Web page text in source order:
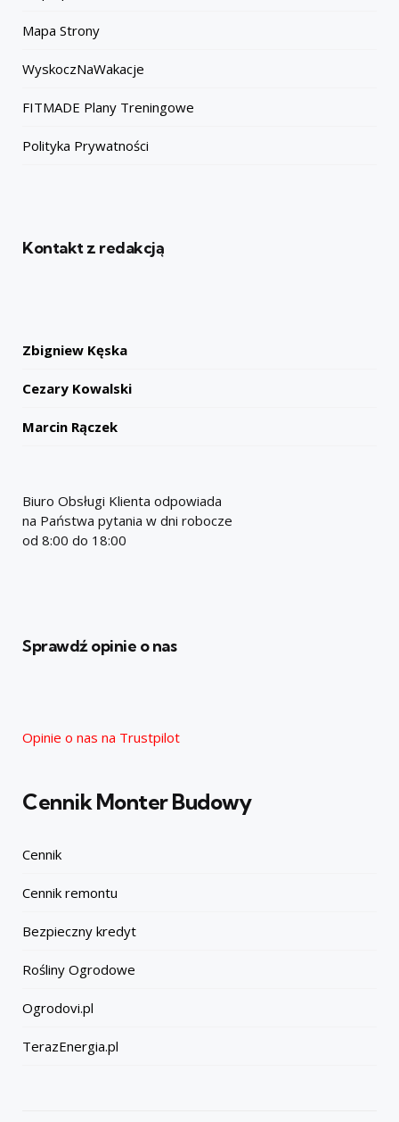
Mapa Strony
WyskoczNaWakacje
FITMADE Plany Treningowe
Polityka Prywatności
Kontakt z redakcją
Zbigniew Kęska
Cezary Kowalski
Marcin Rączek
Biuro Obsługi Klienta odpowiada
na Państwa pytania w dni robocze
od 8:00 do 18:00
Sprawdź opinie o nas
Opinie o nas na Trustpilot
Cennik Monter Budowy
Cennik
Cennik remontu
Bezpieczny kredyt
Rośliny Ogrodowe
Ogrodovi.pl
TerazEnergia.pl